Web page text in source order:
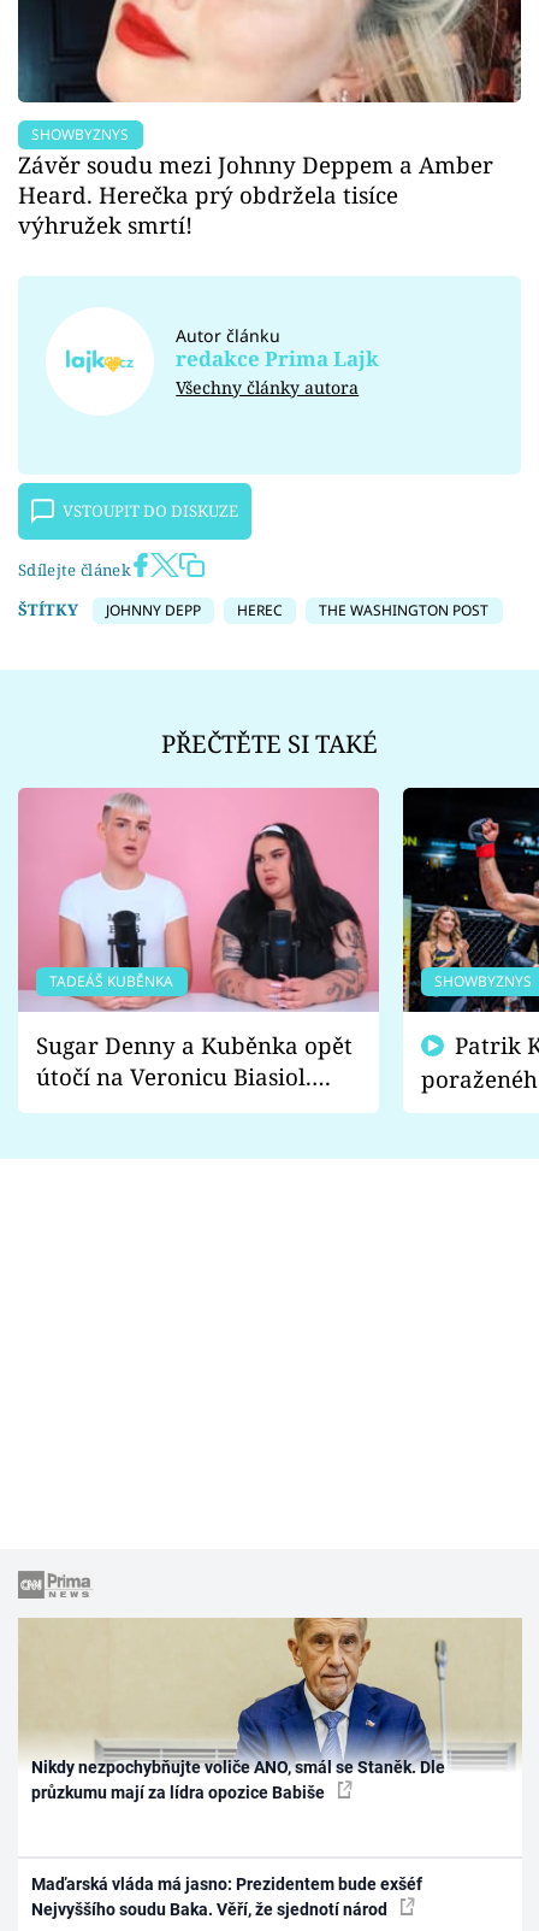
SHOWBYZNYS
Závěr soudu mezi Johnny Deppem a Amber
Heard. Herečka prý obdržela tisíce
výhružek smrtí!
Autor článku
redakce Prima Lajk
Všechny články autora
VSTOUPIT DO DISKUZE
Sdílejte článek
ŠTÍTKY
JOHNNY DEPP HEREC THE WASHINGTON POST
PŘEČTĚTE SI TAKÉ
TADEÁŠ KUBĚNKA
Sugar Denny a Kuběnka opět
útočí na Veronicu Biasiol.
Proč je podle nich falešná a
SHOWBYZNYS
fanoušci
Nikdy nezpochybňujte voliče ANO, smál se Staněk. Dle
průzkumu mají za lídra opozice Babiše
Maďarská vláda má jasno: Prezidentem bude exšéf
Nejvyššího soudu Baka. Věří, že sjednotí národ